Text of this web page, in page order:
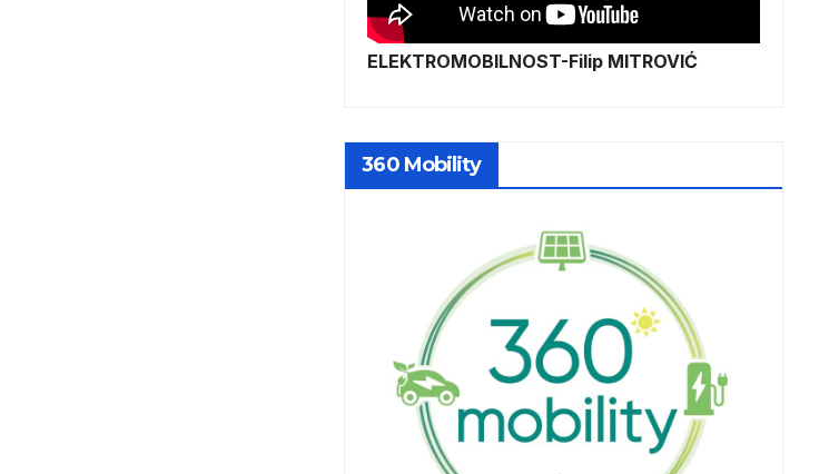
ELEKTROMOBILNOST-Filip MITROVIĆ
360 Mobility